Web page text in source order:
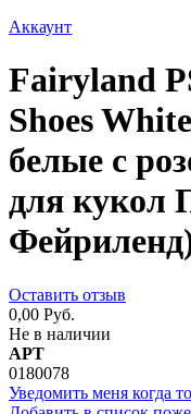
Аккаунт
Fairyland
Shoes
белые с
для кукол
Оставить отзыв
0,00 Руб.
Не в наличии
АРТ
0180078
Уведомить меня когда